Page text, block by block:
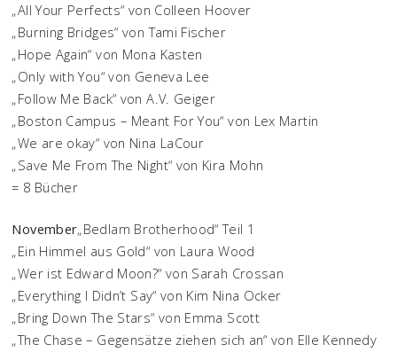
„All Your Perfects“ von Colleen Hoover
„Burning Bridges“ von Tami Fischer
„Hope Again“ von Mona Kasten
„Only with You“ von Geneva Lee
„Follow Me Back“ von A.V. Geiger
„Boston Campus – Meant For You“ von Lex Martin
„We are okay“ von Nina LaCour
„Save Me From The Night“ von Kira Mohn
= 8 Bücher
November„Bedlam Brotherhood“ Teil 1
„Ein Himmel aus Gold“ von Laura Wood
„Wer ist Edward Moon?“ von Sarah Crossan
„Everything I Didn’t Say“ von Kim Nina Ocker
„Bring Down The Stars“ von Emma Scott
„The Chase – Gegensätze ziehen sich an“ von Elle Kennedy